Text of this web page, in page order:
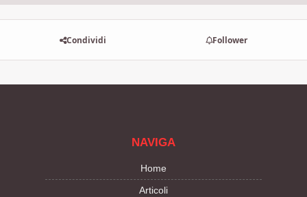
Condividi Follower
NAVIGA
Home
Articoli